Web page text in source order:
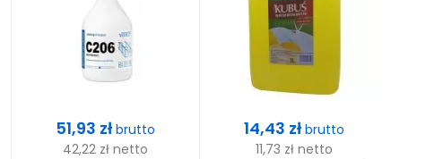
Cena
51,93 zł brutto
42,22 zł netto
Cena
14,43 zł brutto
11,73 zł netto